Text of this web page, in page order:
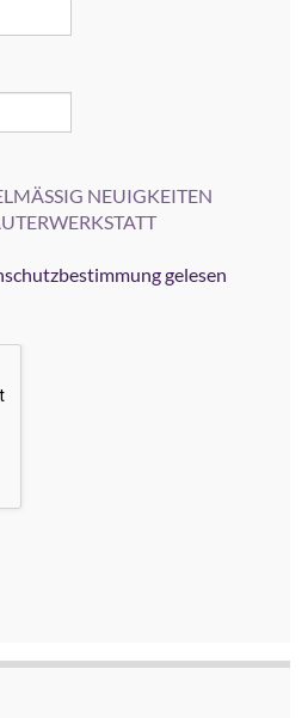
NEUIGKEITEN
gelesen